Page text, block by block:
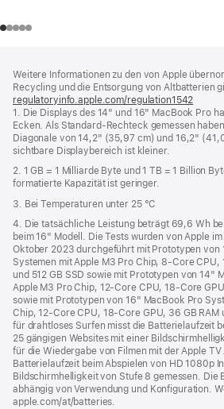
Weitere Informationen zu den von Apple
Recycling und die Entsorgung von Altbatterien
regulatoryinfo.apple.com/regulation1542
ein
neues
1. Die Displays des 14" und 16" MacBook Pro
Ecken. Als Standard-Rechteck gemessen
Diagonale von 14,2" (35,97 cm) und 16,2"
sichtbare Displaybereich ist kleiner.
2. 1 GB = 1 Milliarde Byte und 1 TB = 1 Billion
formatierte Kapazität ist geringer.
3. Bei Temperaturen unter 25 °C
4. Die tatsächliche Leistung beträgt 69,6 Wh
beim 16" Modell. Die Tests wurden von Apple
Oktober 2023 durchgeführt mit Prototypen von
Systemen mit Apple M3 Pro Chip, 8‑Core CPU,
und 512 GB SSD sowie mit Prototypen von 14"
Apple M3 Pro Chip, 12‑Core CPU, 18‑Core
sowie mit Prototypen von 16" MacBook Pro
Chip, 12‑Core CPU, 18‑Core GPU, 36 GB RAM
für drahtloses Surfen misst die Batterielaufzeit
25 gängigen Websites mit einer
für die Wiedergabe von Filmen mit der Apple TV
Batterielaufzeit beim Abspielen von HD 1080p
Bildschirmhelligkeit von Stufe 8 gemessen.
abhängig von Verwendung und Konfiguration.
apple.com/at/batteries.